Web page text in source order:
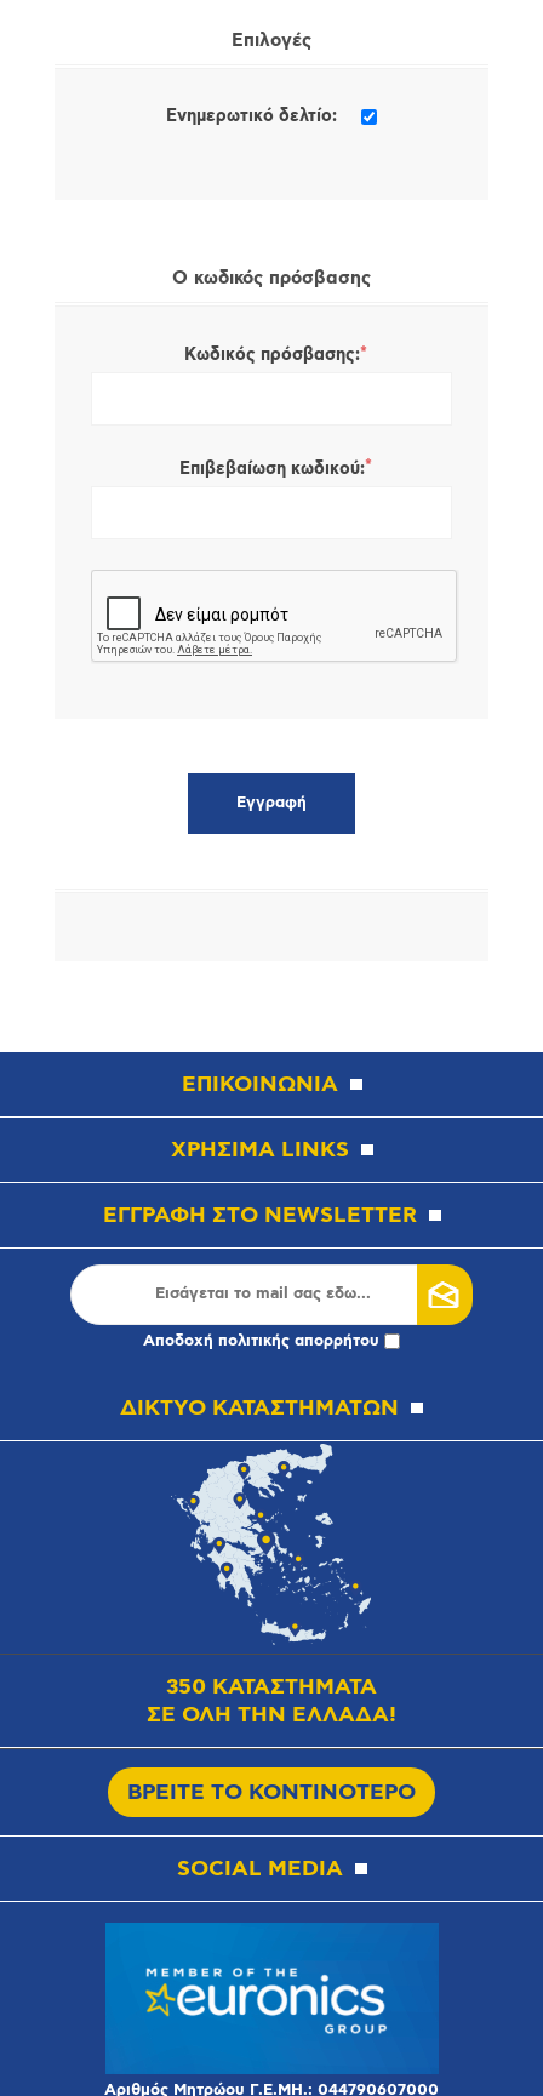
Επιλογές
Ενημερωτικό δελτίο:
Ο κωδικός πρόσβασης
Κωδικός πρόσβασης:*
Επιβεβαίωση κωδικού:*
ΕΠΙΚΟΙΝΩΝΙΑ
ΧΡΗΣΙΜΑ LINKS
ΕΓΓΡΑΦΗ ΣΤΟ NEWSLETTER
Αποδοχή πολιτικής απορρήτου
ΔΙΚΤΥΟ ΚΑΤΑΣΤΗΜΑΤΩΝ
350 ΚΑΤΑΣΤΗΜΑΤΑ
ΣΕ ΟΛΗ ΤΗΝ ΕΛΛΑΔΑ!
ΒΡΕΙΤΕ ΤΟ ΚΟΝΤΙΝΟΤΕΡΟ
SOCIAL MEDIA